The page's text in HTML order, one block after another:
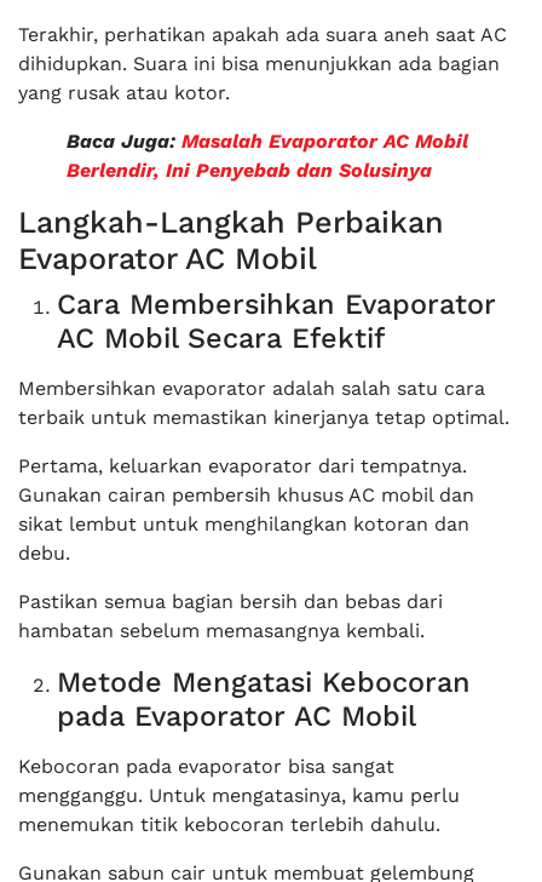
Terakhir, perhatikan apakah ada suara aneh saat AC
dihidupkan. Suara ini bisa menunjukkan ada bagian
yang rusak atau kotor.
Baca Juga: Masalah Evaporator AC Mobil
Berlendir, Ini Penyebab dan Solusinya
Langkah-Langkah Perbaikan
Evaporator AC Mobil
Cara Membersihkan Evaporator
AC Mobil Secara Efektif
Membersihkan evaporator adalah salah satu cara
terbaik untuk memastikan kinerjanya tetap optimal.
Pertama, keluarkan evaporator dari tempatnya.
Gunakan cairan pembersih khusus AC mobil dan
sikat lembut untuk menghilangkan kotoran dan
debu.
Pastikan semua bagian bersih dan bebas dari
hambatan sebelum memasangnya kembali.
Metode Mengatasi Kebocoran
pada Evaporator AC Mobil
Kebocoran pada evaporator bisa sangat
mengganggu. Untuk mengatasinya, kamu perlu
menemukan titik kebocoran terlebih dahulu.
Gunakan sabun cair untuk membuat gelembung